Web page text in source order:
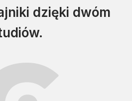
dzięki dwóm